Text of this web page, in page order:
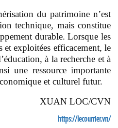
du patrimoine n’est
technique, mais constitue
durable. Lorsque les
et exploitées efficacement, le
à la recherche et à
une ressource importante
et culturel futur.
XUAN LOC/CVN
https://lecourrier.vn/